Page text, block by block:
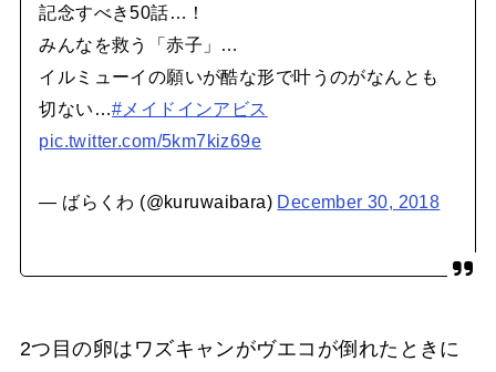
記念すべき50話…！
みんなを救う「赤子」…
イルミューイの願いが酷な形で叶うのがなんとも
切ない…#メイドインアビス
pic.twitter.com/5km7kiz69e
— ばらくわ (@kuruwaibara) December 30, 2018
2つ目の卵はワズキャンがヴエコが倒れたときに